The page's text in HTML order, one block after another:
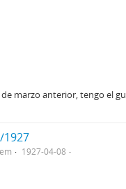
marzo anterior, tengo el
1927
1927-04-08